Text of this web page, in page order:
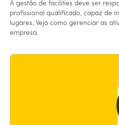
A gestão de facilities deve ser
profissional qualificado, capaz de
lugares. Veja como gerenciar as
empresa.